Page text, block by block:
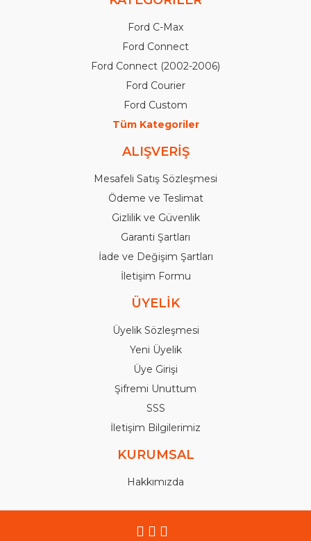
Ford C-Max
Ford Connect
Ford Connect (2002-2006)
Ford Courier
Ford Custom
Tüm Kategoriler
ALIŞVERİŞ
Mesafeli Satış Sözleşmesi
Ödeme ve Teslimat
Gizlilik ve Güvenlik
Garanti Şartları
İade ve Değişim Şartları
İletişim Formu
ÜYELİK
Üyelik Sözleşmesi
Yeni Üyelik
Üye Girişi
Şifremi Unuttum
SSS
İletişim Bilgilerimiz
KURUMSAL
Hakkımızda